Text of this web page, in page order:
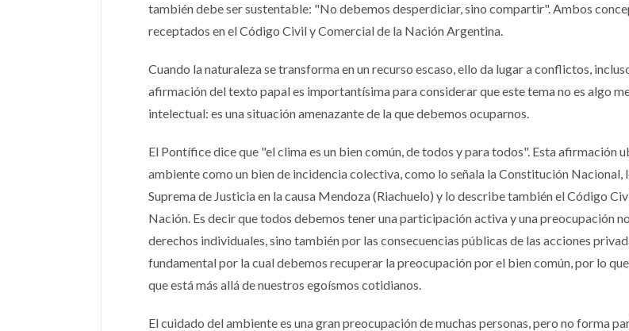
también debe ser sustentable: "No debemos desperdiciar, sino compartir". Ambos
receptados en el Código Civil y Comercial de la Nación Argentina.
Cuando la naturaleza se transforma en un recurso escaso, ello da lugar a conflictos,
afirmación del texto papal es importantísima para considerar que este tema no es algo
intelectual: es una situación amenazante de la que debemos ocuparnos.
El Pontífice dice que "el clima es un bien común, de todos y para todos". Esta afirmación
ambiente como un bien de incidencia colectiva, como lo señala la Constitución
Suprema de Justicia en la causa Mendoza (Riachuelo) y lo describe también el Código
Nación. Es decir que todos debemos tener una participación activa y una preocupación
derechos individuales, sino también por las consecuencias públicas de las acciones
fundamental por la cual debemos recuperar la preocupación por el bien común, por lo
que está más allá de nuestros egoísmos cotidianos.
El cuidado del ambiente es una gran preocupación de muchas personas, pero no forma